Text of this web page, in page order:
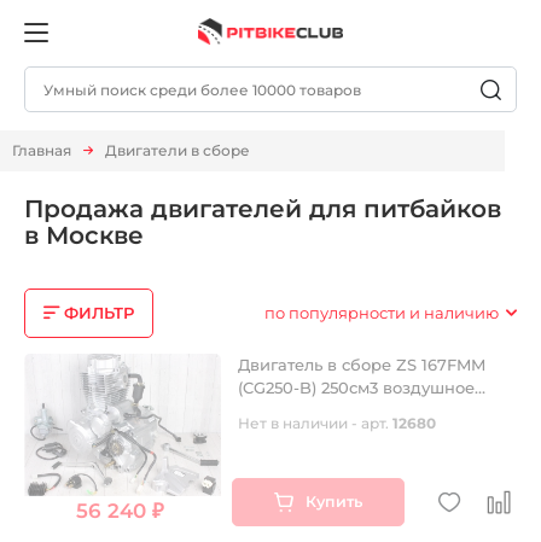
Главная Двигатели в сборе
Продажа двигателей для питбайков
в Москве
ФИЛЬТР по популярности и наличию
56 240 ₽
Двигатель в сборе ZS 167FMM
(CG250-B) 250см3 воздушное
грм штанга, балансир, 5 передач
Нет в наличии - арт.12680
Купить